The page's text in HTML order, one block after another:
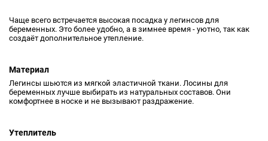
Чаще всего встречается высокая посадка у легинсов для
беременных. Это более удобно, а в зимнее время - уютно, так как
создаёт дополнительное утепление.
Материал
Легинсы шьются из мягкой эластичной ткани. Лосины для
беременных лучше выбирать из натуральных составов. Они
комфортнее в носке и не вызывают раздражение.
Утеплитель